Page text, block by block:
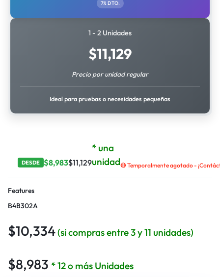
7% DTO.
1 - 2 Unidades
$11,129
Precio por unidad regular
Ideal para pruebas o necesidades pequeñas
DESDE $8,983$11,129
* una
unidad🔴 Temporalmente agotado -
Features
B4B302A
$10,334(si compras entre 3 y 11 unidades)
$8,983 * 12 o más Unidades